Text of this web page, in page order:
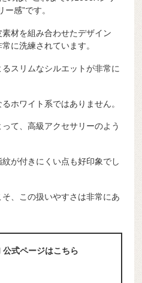
感”です。
材を組み合わせたデザイン
に洗練されています。
スリムなシルエットが非常に
ホワイト系ではありません。
て、高級アクセサリーのよう
が付きにくい点も好印象でし
、この扱いやすさは非常にあ
式ページはこちら